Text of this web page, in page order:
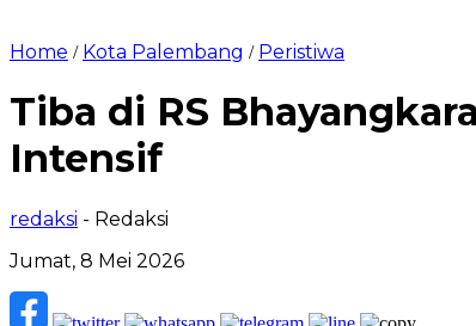
Home / Kota Palembang / Peristiwa
Tiba di RS
Intensif
redaksi - Redaksi
Jumat, 8 Mei 2026